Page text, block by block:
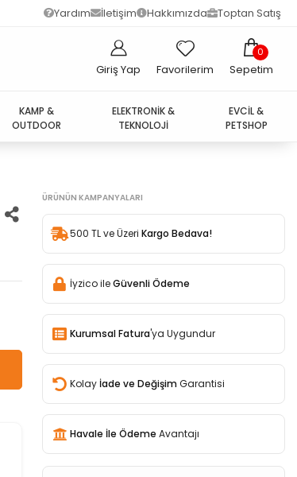
Yardım İletişim Hakkımızda Toptan Satış
Giriş Yap Favorilerim
0
Sepetim
KAMP &
OUTDOOR
ELEKTRONİK &
TEKNOLOJİ
EVCİL &
PETSHOP
ÜRÜNÜN KAMPANYALARI
500 TL ve Üzeri Kargo Bedava!
İyzico ileGüvenli Ödeme
Kurumsal Fatura'ya Uygundur
Kolay İade ve Değişim Garantisi
Havale İle Ödeme Avantajı